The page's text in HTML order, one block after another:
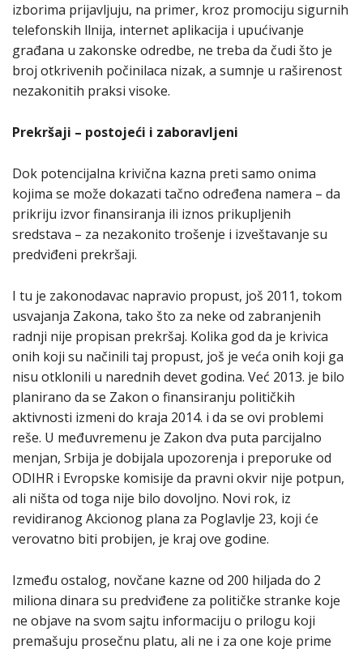
izborima prijavljuju, na primer, kroz promociju sigurnih
telefonskih llnija, internet aplikacija i upućivanje
građana u zakonske odredbe, ne treba da čudi što je
broj otkrivenih počinilaca nizak, a sumnje u raširenost
nezakonitih praksi visoke.
Prekršaji – postojeći i zaboravljeni
Dok potencijalna krivična kazna preti samo onima
kojima se može dokazati tačno određena namera – da
prikriju izvor finansiranja ili iznos prikupljenih
sredstava – za nezakonito trošenje i izveštavanje su
predviđeni prekršaji.
I tu je zakonodavac napravio propust, još 2011, tokom
usvajanja Zakona, tako što za neke od zabranjenih
radnji nije propisan prekršaj. Kolika god da je krivica
onih koji su načinili taj propust, još je veća onih koji ga
nisu otklonili u narednih devet godina. Već 2013. je bilo
planirano da se Zakon o finansiranju političkih
aktivnosti izmeni do kraja 2014. i da se ovi problemi
reše. U međuvremenu je Zakon dva puta parcijalno
menjan, Srbija je dobijala upozorenja i preporuke od
ODIHR i Evropske komisije da pravni okvir nije potpun,
ali ništa od toga nije bilo dovoljno. Novi rok, iz
revidiranog Akcionog plana za Poglavlje 23, koji će
verovatno biti probijen, je kraj ove godine.
Između ostalog, novčane kazne od 200 hiljada do 2
miliona dinara su predviđene za političke stranke koje
ne objave na svom sajtu informaciju o prilogu koji
premašuju prosečnu platu, ali ne i za one koje prime